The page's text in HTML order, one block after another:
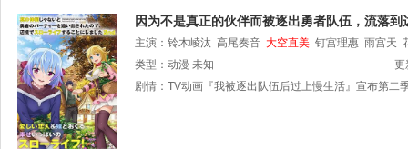
因为不是真正的伙伴而被逐出勇者队伍，流落
主演： 铃木崚汰 高尾奏音 大空直美 钉宫理惠 雨宫天
类型： 动漫 未知
更
剧情： TV动画『我被逐出队伍后过上慢生活』宣布第二